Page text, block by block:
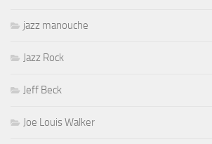
jazz manouche
Jazz Rock
Jeff Beck
Joe Louis Walker